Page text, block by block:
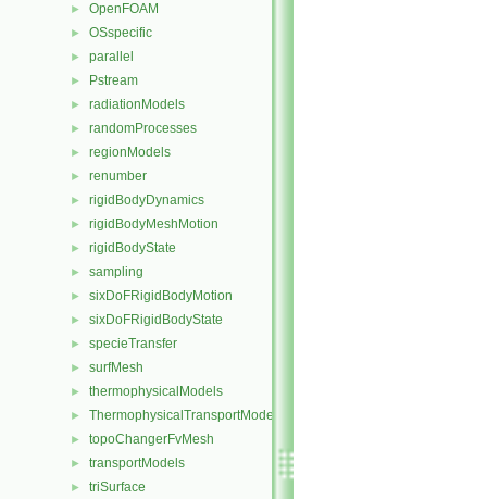
► OpenFOAM
► OSspecific
► parallel
► Pstream
► radiationModels
► randomProcesses
► regionModels
► renumber
► rigidBodyDynamics
► rigidBodyMeshMotion
► rigidBodyState
► sampling
► sixDoFRigidBodyMotion
► sixDoFRigidBodyState
► specieTransfer
► surfMesh
► thermophysicalModels
► ThermophysicalTransportModels
► topoChangerFvMesh
► transportModels
► triSurface